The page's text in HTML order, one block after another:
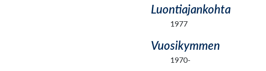
Luontiajankohta
1977
Vuosikymmen
1970-